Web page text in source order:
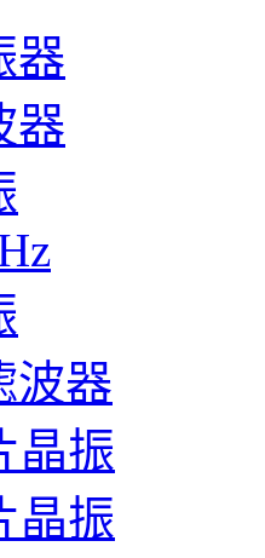
器
器
波器
晶振
晶振